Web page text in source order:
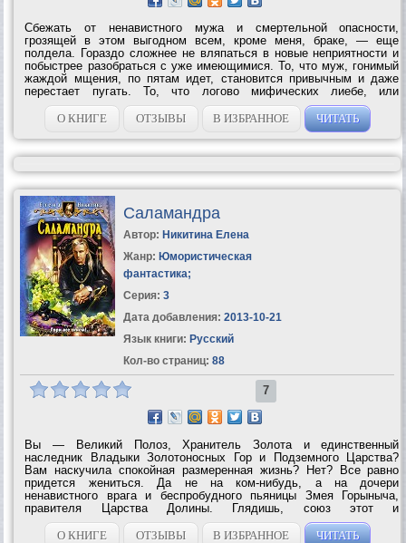
Сбежать от ненавистного мужа и смертельной опасности,
грозящей в этом выгодном всем, кроме меня, браке, — еще
полдела. Гораздо сложнее не вляпаться в новые неприятности и
побыстрее разобраться с уже имеющимися. То, что муж, гонимый
жаждой мщения, по пятам идет, становится привычным и даже
перестает пугать. То, что логово мифических лиебе, или
эльфырей, самой кровожадной расы Мира Царств, на горизонте
маячит — предсказуемо, сама их...
О КНИГЕ ОТЗЫВЫ В ИЗБРАННОЕ ЧИТАТЬ
Саламандра
Автор: Никитина Елена
Жанр: Юмористическая
фантастика;
Серия: 3
Дата добавления: 2013-10-21
Язык книги: Русский
Кол-во страниц: 88
7
Вы — Великий Полоз, Хранитель Золота и единственный
наследник Владыки Золотоносных Гор и Подземного Царства?
Вам наскучила спокойная размеренная жизнь? Нет? Все равно
придется жениться. Да не на ком-нибудь, а на дочери
ненавистного врага и беспробудного пьяницы Змея Горыныча,
правителя Царства Долины. Глядишь, союз этот и
межгосударственные конфликты уладит, и наконец-то от древнего
проклятия род избавит. А то что царевна...
О КНИГЕ ОТЗЫВЫ В ИЗБРАННОЕ ЧИТАТЬ